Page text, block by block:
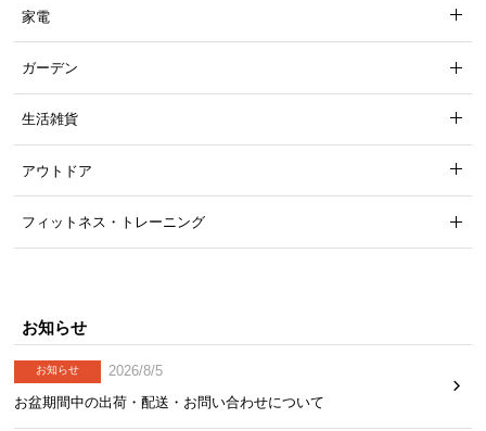
家電
ガーデン
生活雑貨
アウトドア
フィットネス・トレーニング
お知らせ
お知らせ
2026/8/5
お盆期間中の出荷・配送・お問い合わせについて